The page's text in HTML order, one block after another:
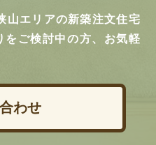
山エリアの新築注文住宅
をご検討中の方、お気軽
わせ